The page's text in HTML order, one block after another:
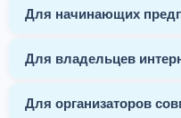
Для начинающих
Для владельцев
Для организаторов